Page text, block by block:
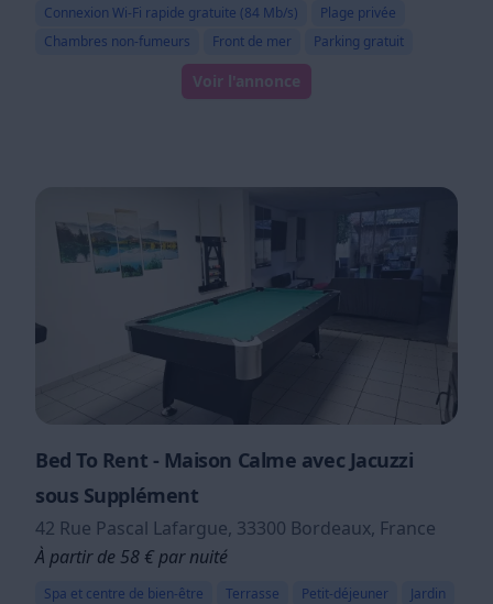
Connexion Wi-Fi rapide gratuite (84 Mb/s)
Plage privée
Chambres non-fumeurs
Front de mer Parking gratuit
Voir l'annonce
Bed To Rent - Maison Calme avec Jacuzzi
sous Supplément
42 Rue Pascal Lafargue, 33300 Bordeaux, France
À partir de 58 € par nuité
Spa et centre de bien-être Terrasse Petit-déjeuner
Jardin